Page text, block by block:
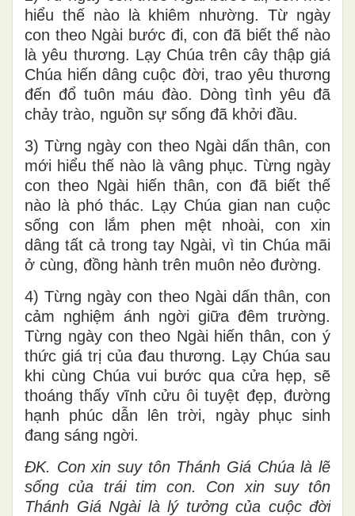
hiểu thế nào là khiêm nhường. Từ ngày
con theo Ngài bước đi, con đã biết thế nào
là yêu thương. Lạy Chúa trên cây thập giá
Chúa hiến dâng cuộc đời, trao yêu thương
đến đổ tuôn máu đào. Dòng tình yêu đã
chảy trào, nguồn sự sống đã khởi đầu.
3) Từng ngày con theo Ngài dấn thân, con
mới hiểu thế nào là vâng phục. Từng ngày
con theo Ngài hiến thân, con đã biết thế
nào là phó thác. Lạy Chúa gian nan cuộc
sống con lắm phen mệt nhoài, con xin
dâng tất cả trong tay Ngài, vì tin Chúa mãi
ở cùng, đồng hành trên muôn nẻo đường.
4) Từng ngày con theo Ngài dấn thân, con
cảm nghiệm ánh ngời giữa đêm trường.
Từng ngày con theo Ngài hiến thân, con ý
thức giá trị của đau thương. Lạy Chúa sau
khi cùng Chúa vui bước qua cửa hẹp, sẽ
thoáng thấy vĩnh cửu ôi tuyệt đẹp, đường
hạnh phúc dẫn lên trời, ngày phục sinh
đang sáng ngời.
ĐK. Con xin suy tôn Thánh Giá Chúa là lẽ
sống của trái tim con. Con xin suy tôn
Thánh Giá Ngài là lý tưởng của cuộc đời